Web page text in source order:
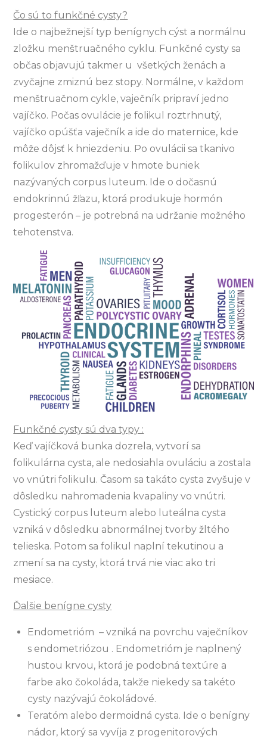
Čo sú to funkčné cysty?
Ide o najbežnejší typ benígnych cýst a normálnu
zložku menštruačného cyklu. Funkčné cysty sa
občas objavujú takmer u všetkých ženách a
zvyčajne zmiznú bez stopy. Normálne, v každom
menštruačnom cykle, vaječník pripraví jedno
vajíčko. Počas ovulácie je folikul roztrhnutý,
vajíčko opúšťa vaječník a ide do maternice, kde
môže dôjsť k hniezdeniu. Po ovulácii sa tkanivo
folikulov zhromažďuje v hmote buniek
nazývaných corpus luteum. Ide o dočasnú
endokrinnú žľazu, ktorá produkuje hormón
progesterón – je potrebná na udržanie možného
tehotenstva.
Funkčné cysty sú dva typy :
Keď vajíčková bunka dozrela, vytvorí sa
folikulárna cysta, ale nedosiahla ovuláciu a zostala
vo vnútri folikulu. Časom sa takáto cysta zvyšuje v
dôsledku nahromadenia kvapaliny vo vnútri.
Cystický corpus luteum alebo luteálna cysta
vzniká v dôsledku abnormálnej tvorby žltého
telieska. Potom sa folikul naplní tekutinou a
zmení sa na cysty, ktorá trvá nie viac ako tri
mesiace.
Ďalšie benígne cysty
Endometrióm – vzniká na povrchu vaječníkov
s endometriózou . Endometrióm je naplnený
hustou krvou, ktorá je podobná textúre a
farbe ako čokoláda, takže niekedy sa takéto
cysty nazývajú čokoládové.
Teratóm alebo dermoidná cysta. Ide o benígny
nádor, ktorý sa vyvíja z progenitorových